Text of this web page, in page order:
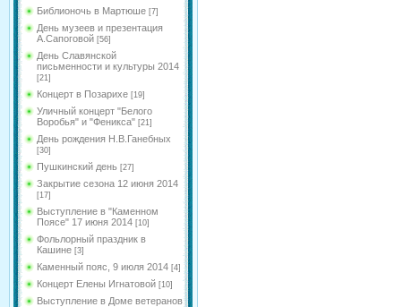
Библионочь в Мартюше [7]
День музеев и презентация
А.Сапоговой [56]
День Славянской
письменности и культуры 2014
[21]
Концерт в Позарихе [19]
Уличный концерт "Белого
Воробья" и "Феникса" [21]
День рождения Н.В.Ганебных
[30]
Пушкинский день [27]
Закрытие сезона 12 июня 2014
[17]
Выступление в "Каменном
Поясе" 17 июня 2014 [10]
Фольлорный праздник в
Кашине [3]
Каменный пояс, 9 июля 2014 [4]
Концерт Елены Игнатовой [10]
Выступление в Доме ветеранов